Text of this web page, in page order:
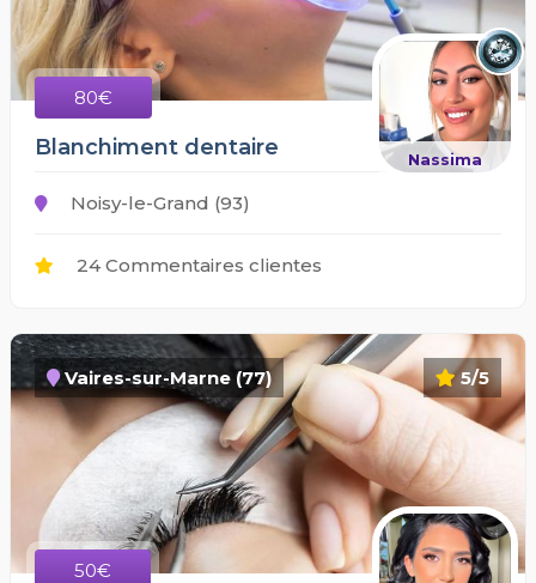
80€
Nassima
Blanchiment dentaire
Noisy-le-Grand (93)
24 Commentaires clientes
5/5
Vaires-sur-Marne (77)
50€